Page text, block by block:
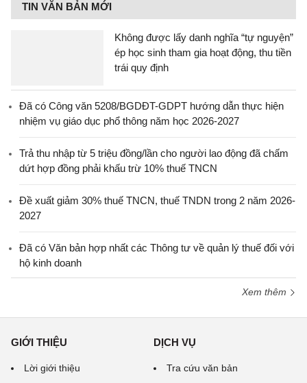
TIN VĂN BẢN MỚI
Không được lấy danh nghĩa “tự nguyện”
ép học sinh tham gia hoạt động, thu tiền
trái quy định
Đã có Công văn 5208/BGDĐT-GDPT hướng dẫn thực hiện
nhiệm vụ giáo dục phổ thông năm học 2026-2027
Trả thu nhập từ 5 triệu đồng/lần cho người lao động đã chấm
dứt hợp đồng phải khấu trừ 10% thuế TNCN
Đề xuất giảm 30% thuế TNCN, thuế TNDN trong 2 năm 2026-
2027
Đã có Văn bản hợp nhất các Thông tư về quản lý thuế đối với
hộ kinh doanh
Xem thêm
GIỚI THIỆU
Lời giới thiệu
DỊCH VỤ
Tra cứu văn bản